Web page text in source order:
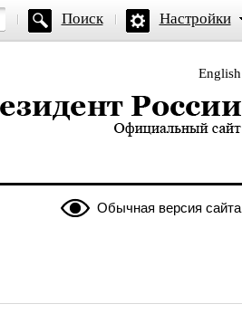
Поиск Настройки
English
— официальный сайт
Обычная версия сайта